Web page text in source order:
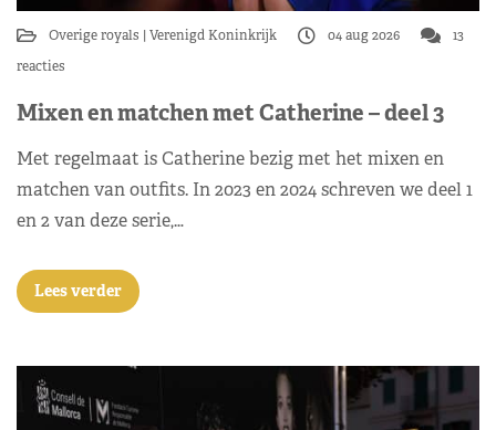
Overige royals Verenigd Koninkrijk 04 aug 2026
13
reacties
Mixen en matchen met Catherine – deel 3
Met regelmaat is Catherine bezig met het mixen en
matchen van outfits. In 2023 en 2024 schreven we deel 1
en 2 van deze serie,…
Lees verder